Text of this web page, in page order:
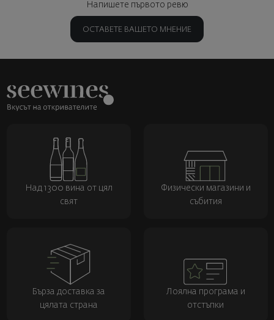
Напишете първото ревю
ОСТАВЕТЕ ВАШЕТО МНЕНИЕ
Над 1300 вина от цял
свят
Физически магазини и
събития
Бърза доставка за
цялата страна
Лоялна програма и
отстъпки